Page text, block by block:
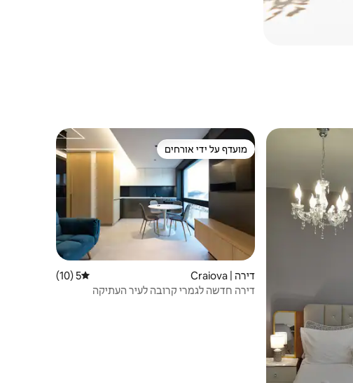
מועדף על ידי אורחים
מועדף על ידי אורחים
דירה | Craiova דירוג ממוצע של 5 מתוך 5, 10 ביקורות
5 (10)
דירה חדשה לגמרי קרובה לעיר העתיקה